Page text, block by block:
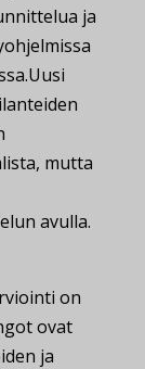
ja
mutta
avulla.
on
ovat
ja